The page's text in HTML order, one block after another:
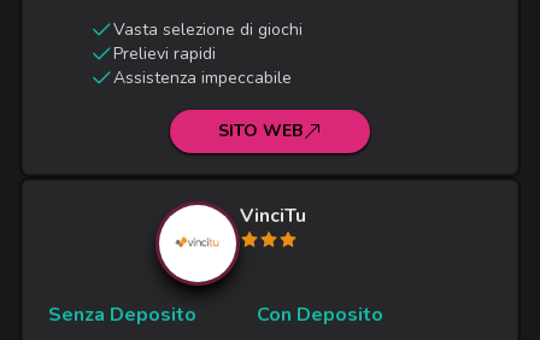
Vasta selezione di giochi
Prelievi rapidi
Assistenza impeccabile
SITO WEB
VinciTu
Senza Deposito Con Deposito